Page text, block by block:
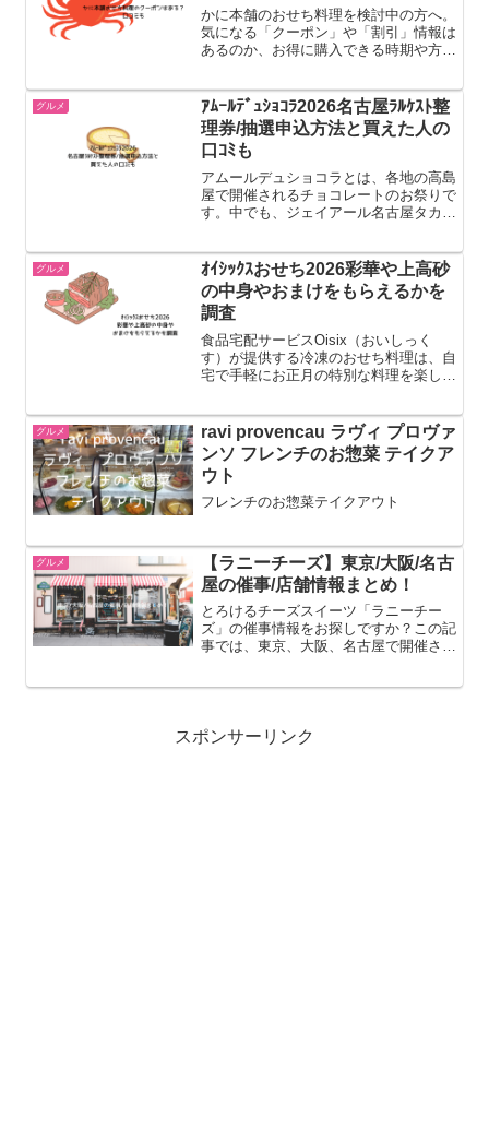
かに本舗のおせち料理を検討中の方へ。
気になる「クーポン」や「割引」情報は
あるのか、お得に購入できる時期や方法
「おいしい」「豪華」といった良い評判
から、購入前に知っておき...
グルメ
ｱﾑｰﾙﾃﾞｭｼｮｺﾗ2026名古屋ﾗﾙｹｽﾄ整
理券/抽選申込方法と買えた人の
口ｺﾐも
アムールデュショコラとは、各地の高島
屋で開催されるチョコレートのお祭りで
す。中でも、ジェイアール名古屋タカシ
来店するほどの大イベントになっていま
す。【開催期間】：202...
グルメ
ｵｲｼｯｸｽおせち2026彩華や上高砂
の中身やおまけをもらえるかを
調査
食品宅配サービスOisix（おいしっく
す）が提供する冷凍のおせち料理は、自
宅で手軽にお正月の特別な料理を楽しめ
べさせられる安全基準を満たしており、
和洋折衷から和風まで様...
グルメ
ravi provencau ラヴィ プロヴァ
ンソ フレンチのお惣菜 テイクア
ウト
フレンチのお惣菜テイクアウト
グルメ
【ラニーチーズ】東京/大阪/名古
屋の催事/店舗情報まとめ！
とろけるチーズスイーツ「ラニーチー
ズ」の催事情報をお探しですか？この記
事では、東京、大阪、名古屋で開催され
スポンサーリンク